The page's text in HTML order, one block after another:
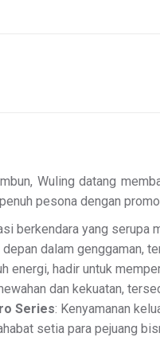
Wuling datang
pesona dengan
berkendara yang serupa
dalam genggaman,
energi, hadir untuk
dan kekuatan,
Series: Kenyamanan
setia para pejuang